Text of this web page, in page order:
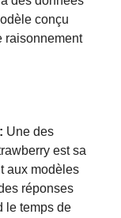
conçu
raisonnement
Une des
est sa
aux modèles
réponses
le temps de